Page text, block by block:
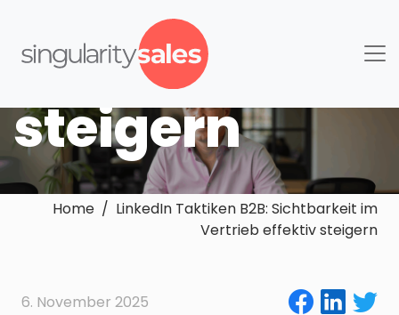
effektiv
steigern
Home / LinkedIn Taktiken B2B: Sichtbarkeit im
Vertrieb effektiv steigern
6. November 2025